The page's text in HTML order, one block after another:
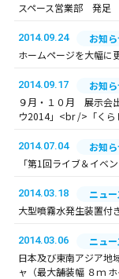
スペース営業部 発足
2014.09.24
お知
ホームページを大幅に
2014.09.17
お知
９月・１０月 展示会
ウ2014」<br />「くら
2014.07.04
お知
「第1回ライブ＆イベ
2014.03.18
ニュ
大型噴霧水発生装置付
2014.03.06
ニュ
日本及び東南アジア地
ャ（最大舗装幅 ８ｍ ホ